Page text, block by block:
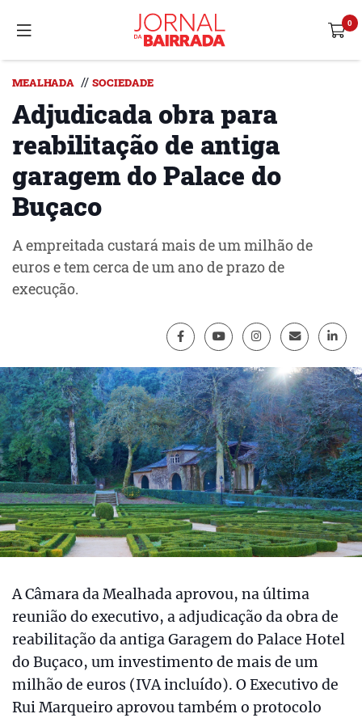
MEALHADA // SOCIEDADE
Adjudicada obra para
reabilitação de antiga
garagem do Palace do
Buçaco
A empreitada custará mais de um milhão de
euros e tem cerca de um ano de prazo de
execução.
A Câmara da Mealhada aprovou, na última
reunião do executivo, a adjudicação da obra de
reabilitação da antiga Garagem do Palace Hotel
do Buçaco, um investimento de mais de um
milhão de euros (IVA incluído). O Executivo de
Rui Marqueiro aprovou também o protocolo